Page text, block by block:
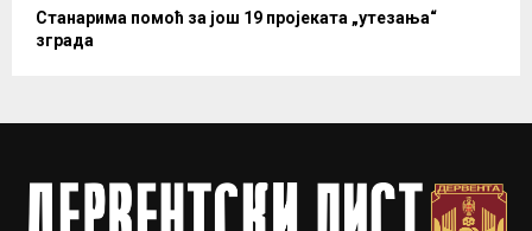
Станарима помоћ за још 19 пројеката „утезања“
зграда